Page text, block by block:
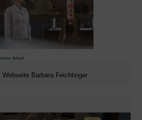
Webseite Barbara Feichtinger